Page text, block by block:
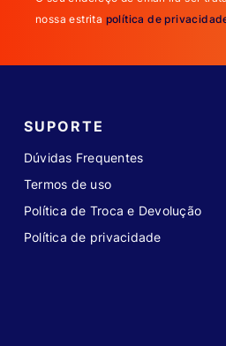
nossa estrita política de
SUPORTE
Dúvidas Frequentes
Termos de uso
Política de Troca e Devolução
Política de privacidade